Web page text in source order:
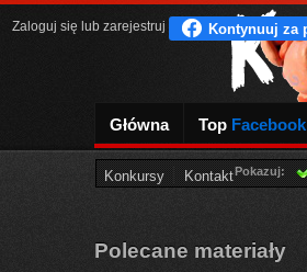
Główna Top Facebook
Konkursy Kontakt
Zaloguj się lub zarejestruj
Pokazuj:
Polecane materiały